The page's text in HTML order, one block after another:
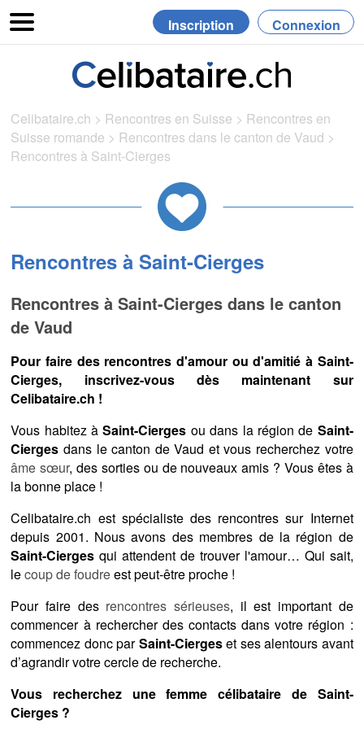
Inscription Connexion
Celibataire.ch > Rencontres en Suisse > Rencontres en
Suisse romande > Rencontres dans le canton de Vaud >
Rencontres à Saint-Cierges
Rencontres à Saint-Cierges
Rencontres à Saint-Cierges dans le canton
de Vaud
Pour faire des rencontres d'amour ou d'amitié à Saint-
Cierges, inscrivez-vous dès maintenant sur
Celibataire.ch !
Vous habitez àSaint-Cierges ou dans la région de Saint-
Cierges dans le canton de Vaud et vous recherchez votre
âme sœur, des sorties ou de nouveaux amis ? Vous êtes à
la bonne place !
Celibataire.ch est spécialiste des rencontres sur Internet
depuis 2001. Nous avons des membres de la région de
Saint-Cierges qui attendent de trouver l'amour… Qui sait,
lecoup de foudreest peut-être proche !
Pour faire des rencontres sérieuses, il est important de
commencer à rechercher des contacts dans votre région :
commencez donc parSaint-Ciergeset ses alentours avant
d’agrandir votre cercle de recherche.
Vous recherchez une femme célibataire de Saint-
Cierges ?